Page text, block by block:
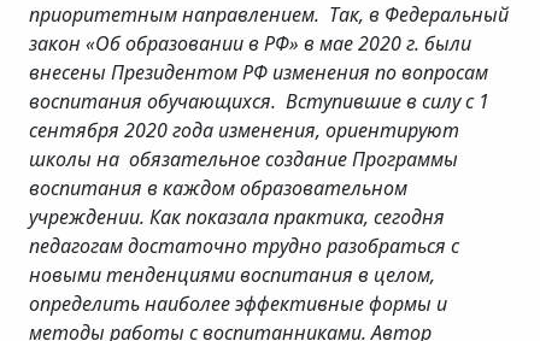
приоритетным направлением. Так, в Федеральный
закон «Об образовании в РФ» в мае 2020 г. были
внесены Президентом РФ изменения по вопросам
воспитания обучающихся. Вступившие в силу с 1
сентября 2020 года изменения, ориентируют
школы на обязательное создание Программы
воспитания в каждом образовательном
учреждении. Как показала практика, сегодня
педагогам достаточно трудно разобраться с
новыми тенденциями воспитания в целом,
определить наиболее эффективные формы и
методы работы с воспитанниками. Автор